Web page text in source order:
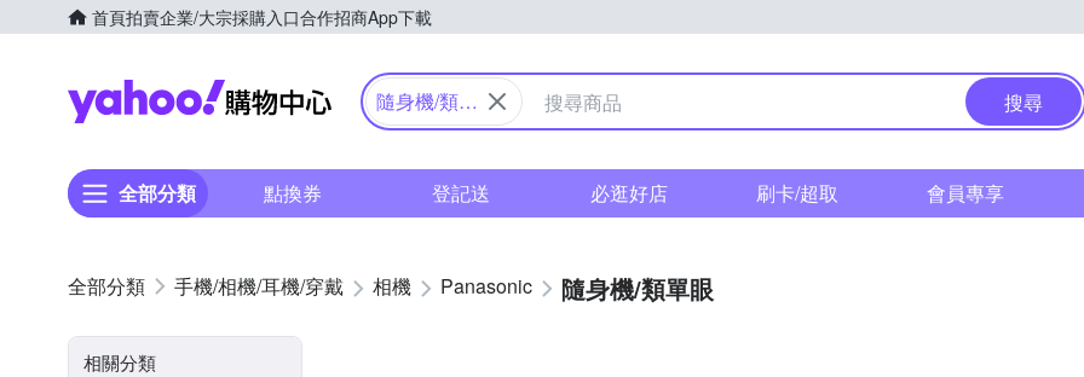
首頁拍賣企業/大宗採購入口合作招商App下載
Yahoo購物中心
隨身機/類單
搜尋
全部分類 點換券 登記送 必逛好店 刷卡/超取 會員專享
手機/相機/耳機/穿戴 相機 Panasonic 隨身機/類單眼
相關分類